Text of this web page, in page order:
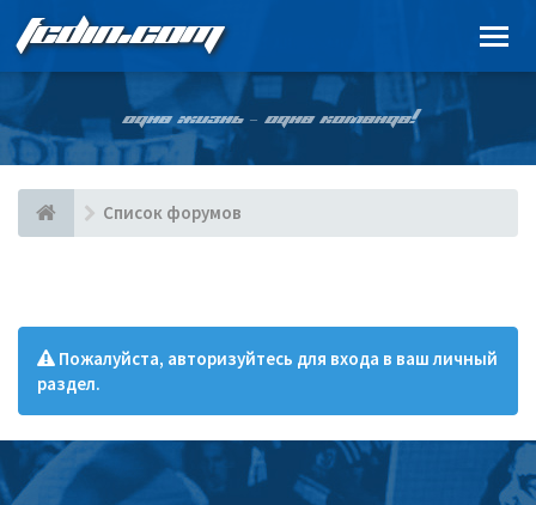
FCDIN.COM
ОДНА ЖИЗНЬ – ОДНА КОМАНДА!
Список форумов
Пожалуйста, авторизуйтесь для входа в ваш личный
раздел.